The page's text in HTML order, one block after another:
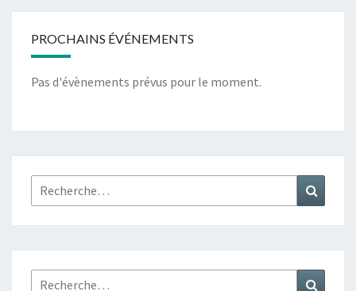
PROCHAINS ÉVÉNEMENTS
Pas d'évènements prévus pour le moment.
Rechercher :
Rechercher :